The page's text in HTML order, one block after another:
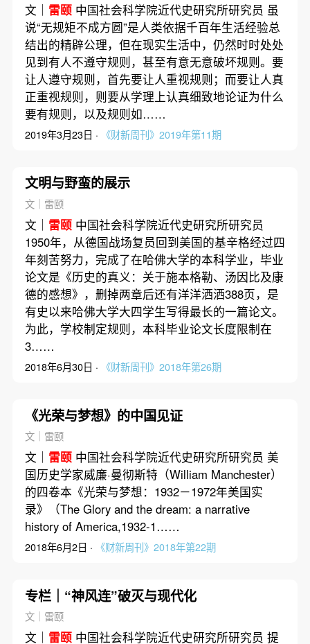
文｜ 雷颐中国社会科学院近代史研究所研究员 虽
说“无规矩不成方圆”是人类依据千百年生活经验总
结出的精辟公理，但在现实生活中，仍然时时处处
见到有人不遵守规则，甚至有意无意破坏规则。要
让人遵守规则，首先要让人重视规则；而要让人真
正重视规则，则要从学理上认真细致地论证为什么
要有规则，以及规则如……
2019年3月23日 · 《财新周刊》2019年第11期
文明与野蛮的展示
文｜雷颐
文｜ 雷颐中国社会科学院近代史研究所研究员
1950年，从德国战场复员回到美国的基辛格经过四
年刻苦努力，完成了在哈佛大学的本科学业，毕业
论文是《历史的真义：关于施本格勒、汤因比及康
德的感想》，删掉两章后还有洋洋洒洒388页，是
有史以来哈佛大学大四学生写得最长的一篇论文。
为此，学校制定规则，本科毕业论文长度限制在
3……
2018年6月30日 · 《财新周刊》2018年第26期
《光荣与梦想》的中国见证
文｜雷颐
文｜ 雷颐中国社会科学院近代史研究所研究员 美
国历史学家威廉·曼彻斯特（William Manchester）
的四卷本《光荣与梦想：1932－1972年美国实
录》（The Glory and the dream: a narrative
history of America,1932-1……
2018年6月2日 · 《财新周刊》2018年第22期
专栏｜“神风连”破灭与现代化
文｜雷颐
文｜ 雷颐中国社会科学院近代史研究所研究员 提